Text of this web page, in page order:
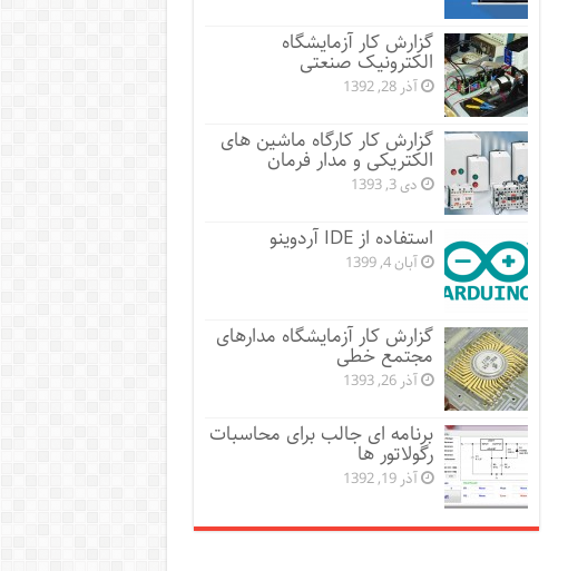
گزارش کار آزمایشگاه
الکترونیک صنعتی
آذر 28, 1392
گزارش کار کارگاه ماشین های
الکتریکی و مدار فرمان
دی 3, 1393
استفاده از IDE آردوینو
آبان 4, 1399
گزارش کار آزمایشگاه مدارهای
مجتمع خطی
آذر 26, 1393
برنامه ای جالب برای محاسبات
رگولاتور ها
آذر 19, 1392